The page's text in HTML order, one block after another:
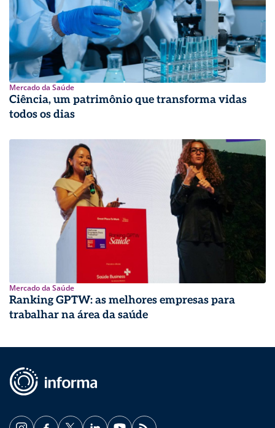
Mercado da Saúde
Ciência, um patrimônio que transforma vidas
todos os dias
Mercado da Saúde
Ranking GPTW: as melhores empresas para
trabalhar na área da saúde